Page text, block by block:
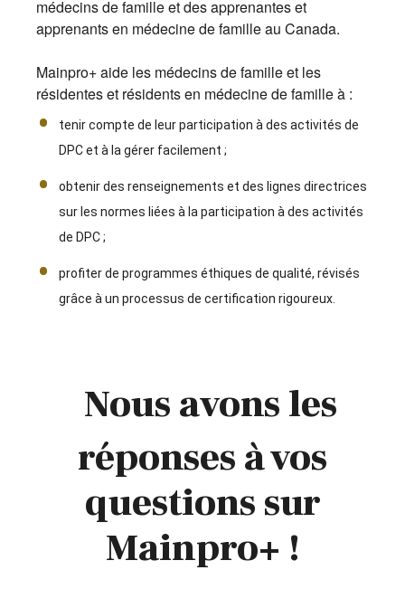
médecins de famille et des apprenantes et
apprenants en médecine de famille au Canada.
Mainpro+ aide les médecins de famille et les
résidentes et résidents en médecine de famille à :
tenir compte de leur participation à des activités de
DPC et à la gérer facilement ;
obtenir des renseignements et des lignes directrices
sur les normes liées à la participation à des activités
de DPC ;
profiter de programmes éthiques de qualité, révisés
grâce à un processus de certification rigoureux.
Nous avons les
réponses à vos
questions sur
Mainpro+ !